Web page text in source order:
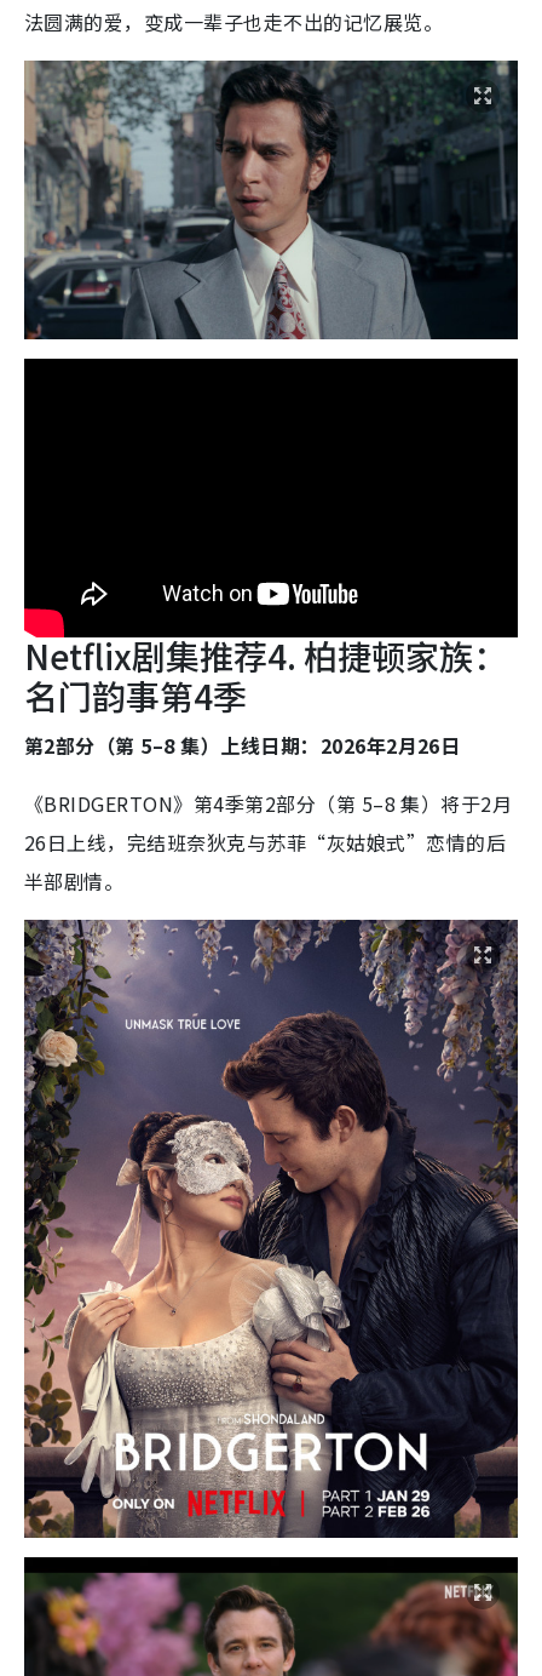
法圆满的爱，变成一辈子也走不出的记忆展览。
Netflix剧集推荐4. 柏捷顿家族：
名门韵事第4季
第2部分（第 5–8 集）上线日期：2026年2月26日
《BRIDGERTON》第4季第2部分（第 5–8 集）将于2月
26日上线，完结班奈狄克与苏菲“灰姑娘式”恋情的后
半部剧情。